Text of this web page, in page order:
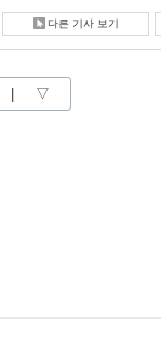
다른 기사 보기
▽